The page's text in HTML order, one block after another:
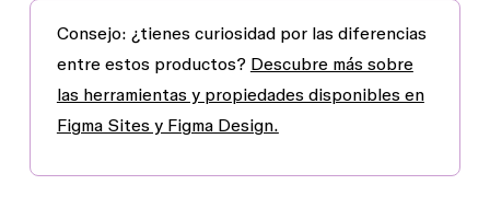
Consejo: ¿tienes curiosidad por las diferencias
entre estos productos? Descubre más sobre
las herramientas y propiedades disponibles en
Figma Sites y Figma Design.